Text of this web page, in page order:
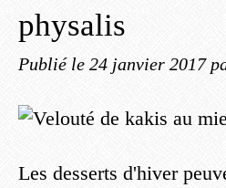
physalis
Publié le 24 janvier 2017
Les desserts d'hiver